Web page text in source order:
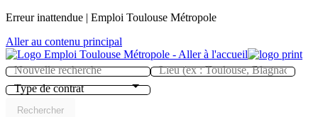
Erreur inattendue | Emploi Toulouse Métropole
Aller au contenu principal
Type de contrat
Rechercher